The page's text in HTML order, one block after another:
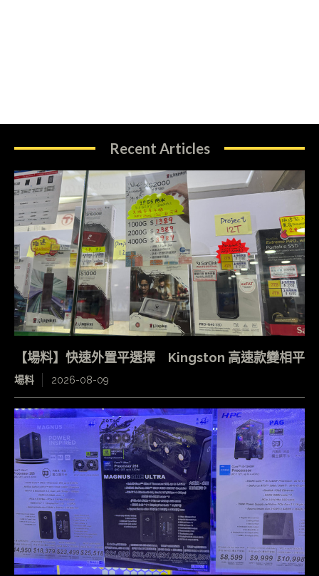
Recent Articles
【場料】快速外置平選擇 Kingston 高速款變相平
場料 2026-08-09